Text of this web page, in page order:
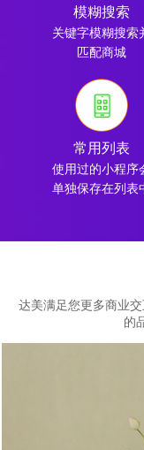
模糊搜索
关键字模糊搜索
匹配商城
常用列表
使用过的小程序
单独保存在列表
达美满足您更多商业
的